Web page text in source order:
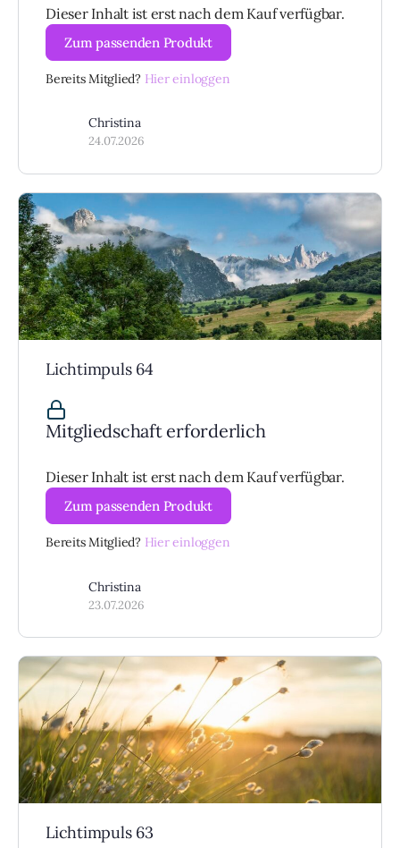
Dieser Inhalt ist erst nach dem Kauf verfügbar.
Zum passenden Produkt
Bereits Mitglied? Hier einloggen
Christina
24.07.2026
Lichtimpuls 64
Mitgliedschaft erforderlich
Dieser Inhalt ist erst nach dem Kauf verfügbar.
Zum passenden Produkt
Bereits Mitglied? Hier einloggen
Christina
23.07.2026
Lichtimpuls 63